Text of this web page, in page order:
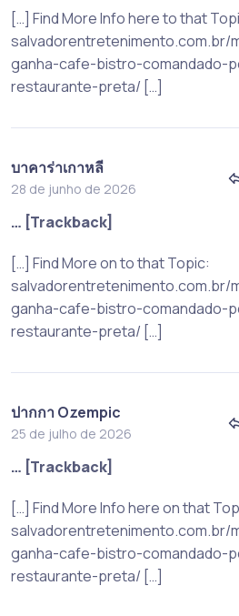
[…] Find More Info here to that
salvadorentretenimento.com.br/
ganha-cafe-bistro-comandado-
restaurante-preta/ […]
บาคาร่าเกาหลี
28 de junho de 2026
… [Trackback]
[…] Find More on to that Topic:
salvadorentretenimento.com.br/
ganha-cafe-bistro-comandado-
restaurante-preta/ […]
ปากกา Ozempic
25 de julho de 2026
… [Trackback]
[…] Find More Info here on that
salvadorentretenimento.com.br/
ganha-cafe-bistro-comandado-
restaurante-preta/ […]